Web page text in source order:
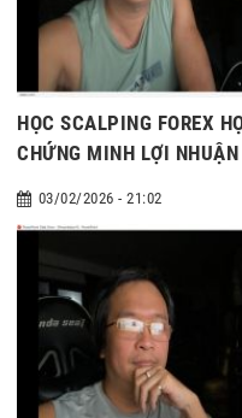
HỌC SCALPING FOREX
CHỨNG MINH LỢI NHUẬN
03/02/2026 - 21:02